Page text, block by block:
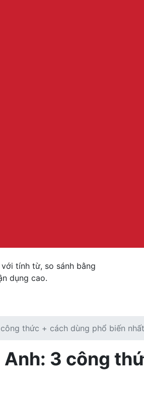
tính từ, so sánh bằng
dụng cao.
thức + cách dùng phổ biến nhất
3 công